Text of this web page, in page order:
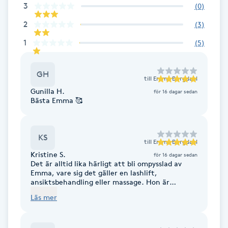
Fotsvamp
Fotvård
Fransborttagning
Fransförlängning
Fransförlängning Megavolym
3 (0)
2 (3)
1 (5)
GH till Emma Bergdahl
Gunilla H. för 16 dagar sedan
Bästa Emma 🥰
KS till Emma Bergdahl
Kristine S. för 16 dagar sedan
Det är alltid lika härligt att bli ompysslad av
Emma, vare sig det gäller en lashlift,
ansiktsbehandling eller massage. Hon är
på det hon gör, absolut toppklass!
Läs mer